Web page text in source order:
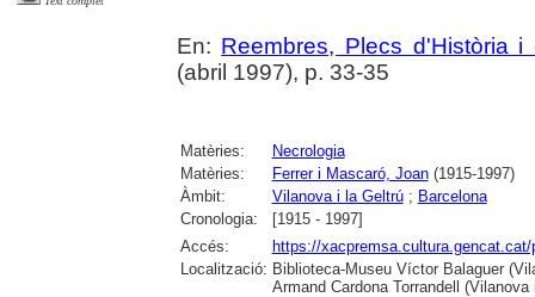
En: Reembres, Plecs d'Història i
(abril 1997), p. 33-35
Matèries:
Necrologia
Matèries:
Ferrer i Mascaró, Joan(1915-1997)
Àmbit:
Vilanova i la Geltrú; Barcelona
Cronologia:
[1915 - 1997]
Accés:
https://
Localització: Biblioteca-Museu Víctor Balaguer
Armand Cardona Torrandell (Vilanova